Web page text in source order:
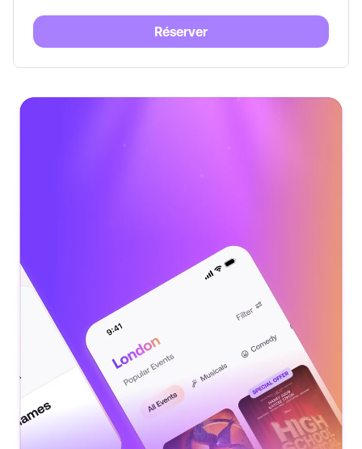
Réserver